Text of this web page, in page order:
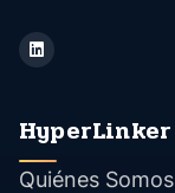
HyperLinker
Quiénes Somos